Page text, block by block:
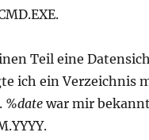
Teil eine
ich ein Verzeichnis
. %date war mir